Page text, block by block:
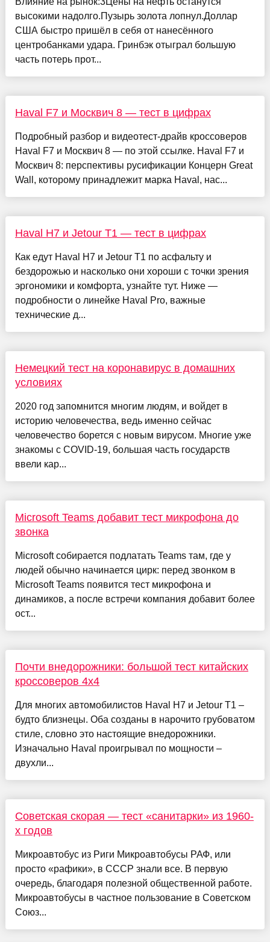
высокими надолго.Пузырь золота лопнул.Доллар
США быстро пришёл в себя от нанесённого
центробанками удара. Гринбэк отыграл большую
часть потерь прот...
Haval F7 и Москвич 8 — тест в цифрах
Подробный разбор и видеотест-драйв кроссоверов
Haval F7 и Москвич 8 — по этой ссылке. Haval F7 и
Москвич 8: перспективы русификации Концерн Great
Wall, которому принадлежит марка Haval, нас...
Haval H7 и Jetour T1 — тест в цифрах
Как едут Haval H7 и Jetour T1 по асфальту и
бездорожью и насколько они хороши с точки зрения
эргономики и комфорта, узнайте тут. Ниже —
подробности о линейке Haval Pro, важные
технические д...
Немецкий тест на коронавирус в домашних
условиях
2020 год запомнится многим людям, и войдет в
историю человечества, ведь именно сейчас
человечество борется с новым вирусом. Многие уже
знакомы с COVID-19, большая часть государств
ввели кар...
Microsoft Teams добавит тест микрофона до
звонка
Microsoft собирается подлатать Teams там, где у
людей обычно начинается цирк: перед звонком в
Microsoft Teams появится тест микрофона и
динамиков, а после встречи компания добавит более
ост...
Почти внедорожники: большой тест китайских
кроссоверов 4х4
Для многих автомобилистов Haval H7 и Jetour T1 –
будто близнецы. Оба созданы в нарочито грубоватом
стиле, словно это настоящие внедорожники.
Изначально Haval проигрывал по мощности –
двухли...
Советская скорая — тест «санитарки» из 1960-
х годов
Микроавтобус из Риги Микроавтобусы РАФ, или
просто «рафики», в СССР знали все. В первую
очередь, благодаря полезной общественной работе.
Микроавтобусы в частное пользование в Советском
Союз...